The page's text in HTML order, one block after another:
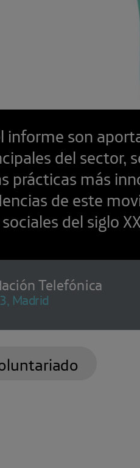
informe son
del sector,
prácticas más
de este
del siglo
Telefónica
Madrid